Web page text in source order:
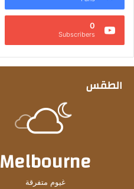
0
Subscribers
الطقس
Melbourne
غيوم متفرقة